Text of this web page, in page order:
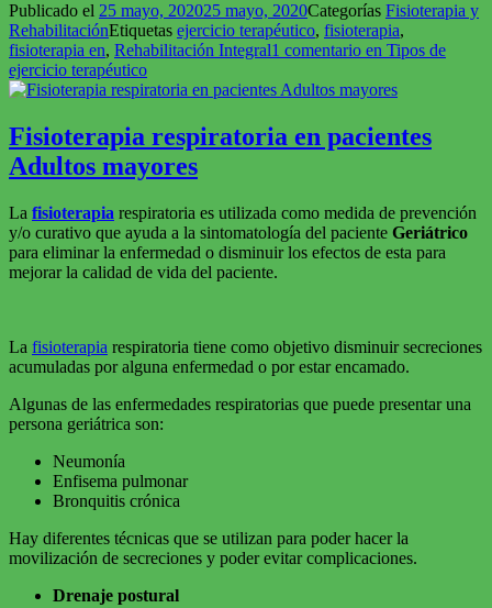
Publicado el 25 mayo, 202025 mayo, 2020Categorías Fisioterapia y
RehabilitaciónEtiquetas ejercicio terapéutico, fisioterapia,
fisioterapia en, Rehabilitación Integral1 comentario en Tipos de
ejercicio terapéutico
Fisioterapia respiratoria en pacientes
Adultos mayores
La fisioterapia respiratoria es utilizada como medida de prevención
y/o curativo que ayuda a la sintomatología del paciente Geriátrico
para eliminar la enfermedad o disminuir los efectos de esta para
mejorar la calidad de vida del paciente.
La fisioterapia respiratoria tiene como objetivo disminuir secreciones
acumuladas por alguna enfermedad o por estar encamado.
Algunas de las enfermedades respiratorias que puede presentar una
persona geriátrica son:
Neumonía
Enfisema pulmonar
Bronquitis crónica
Hay diferentes técnicas que se utilizan para poder hacer la
movilización de secreciones y poder evitar complicaciones.
Drenaje postural